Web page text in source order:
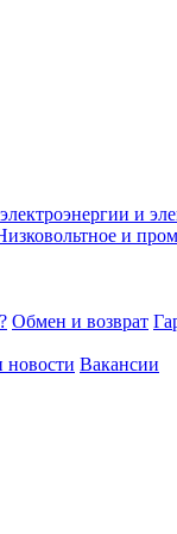
и
и
Обмен и возврат
новости Вакансии